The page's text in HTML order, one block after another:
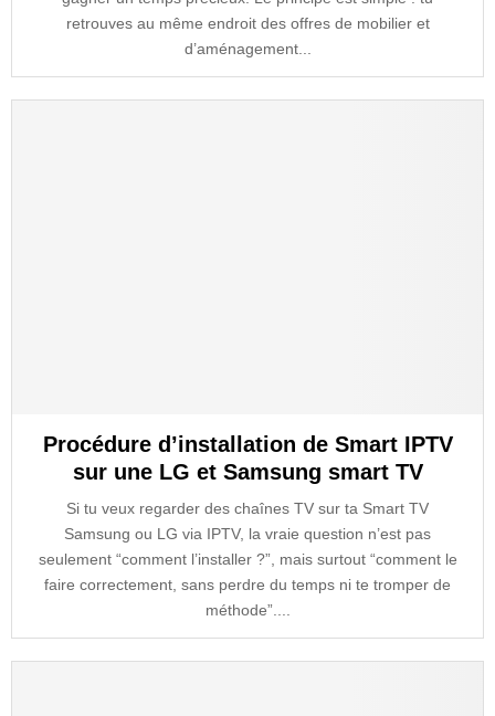
retrouves au même endroit des offres de mobilier et
d’aménagement...
Procédure d’installation de Smart IPTV
sur une LG et Samsung smart TV
Si tu veux regarder des chaînes TV sur ta Smart TV
Samsung ou LG via IPTV, la vraie question n’est pas
seulement “comment l’installer ?”, mais surtout “comment le
faire correctement, sans perdre du temps ni te tromper de
méthode”....